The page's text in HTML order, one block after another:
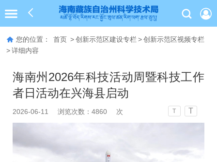
您的位置： 首页 > 创新示范区建设专栏 > 创新示范区视频专栏
> 详细内容
海南州2026年科技活动周暨科技工作
者日活动在兴海县启动
2026-06-11 T T
浏览次数：4860 次